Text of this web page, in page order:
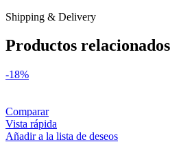
Shipping & Delivery
Productos relacionados
-18%
Comparar
Vista rápida
Añadir a la lista de deseos